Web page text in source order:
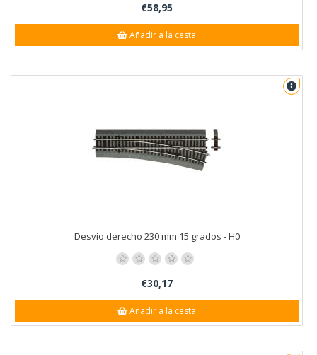
€58,95
Añadir a la cesta
Desvío derecho 230 mm 15 grados - H0
€30,17
Añadir a la cesta